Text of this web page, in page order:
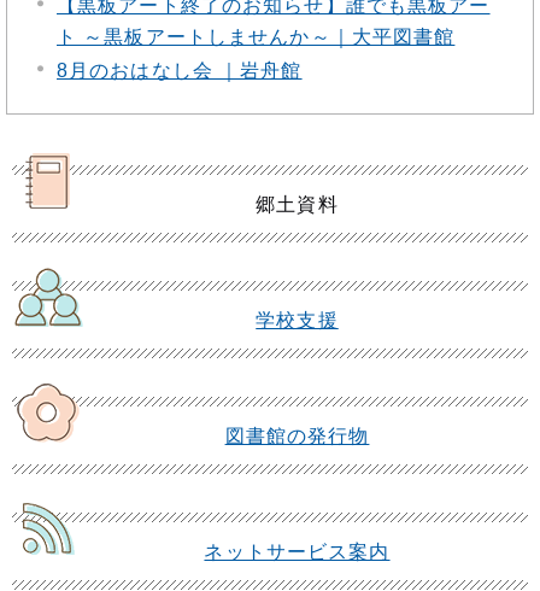
【黒板アート終了のお知らせ】誰でも黒板アー
ト ～黒板アートしませんか～｜大平図書館
8月のおはなし会 ｜岩舟館
郷土資料
学校支援
図書館の発行物
ネットサービス案内